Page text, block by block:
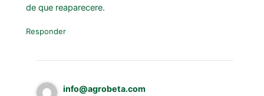
de que reaparecere.
Responder
info@agrobeta.com